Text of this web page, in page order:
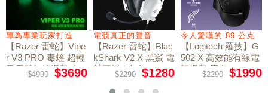
專為專業玩家打造
【Razer 雷蛇】Vipe
r V3 PRO 毒蝰 超輕
量電競無線滑鼠 白
$4990 $3690
電競真正的聲音
【Razer 雷蛇】Blac
kShark V2 X 黑鯊 電
競耳機 / 白色
$2290 $1280
令人驚嘆的 89 公克
【Logitech 羅技】G
502 X 高效能有線電
競滑鼠 黑色
$2290 $1990